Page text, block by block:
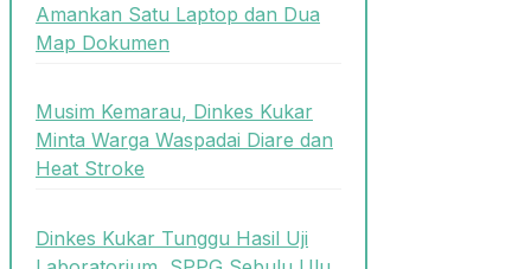
Amankan Satu Laptop dan Dua
Map Dokumen
Musim Kemarau, Dinkes Kukar
Minta Warga Waspadai Diare dan
Heat Stroke
Dinkes Kukar Tunggu Hasil Uji